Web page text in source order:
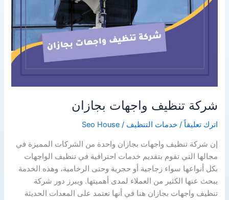
شركة تنظيف واجهات بجازان
اترك تعليقاً /خدمات التنظيف /
Seo House
إن شركة تنظيف واجهات بجازان واحدة من الشركات المميزة في
مجالها التي تقوم بتقديم خدمات احترافية في تنظيف الواجهات
بكل أنواعها سواء زجاجية أو حجرية وحتى الرخامية، وهذه الخدمة
يبحث عنها الكثير من العملاء لمدى أهميتها. ويبرز دور شركة
تنظيف واجهات بجازان هنا في أنها تعتمد على المعدات الحديثة